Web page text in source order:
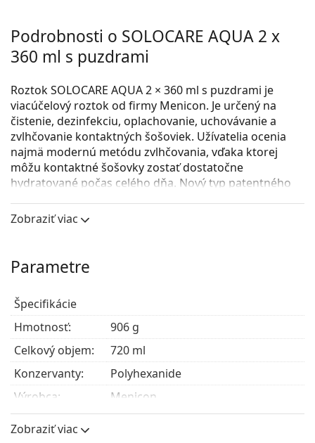
Podrobnosti o SOLOCARE AQUA 2 x
360 ml s puzdrami
Roztok SOLOCARE AQUA 2 × 360 ml s puzdrami je
viacúčelový roztok od firmy Menicon. Je určený na
čistenie, dezinfekciu, oplachovanie, uchovávanie a
zvlhčovanie kontaktných šošoviek. Užívatelia ocenia
najmä modernú metódu zvlhčovania, vďaka ktorej
môžu kontaktné šošovky zostať dostatočne
hydratované počas celého dňa. Nový typ patentného
nejedná sa o chybu. NEDOŤAHUJTE! Pri dotiahnutí je
Zobraziť viac
Parametre
Špecifikácie
Hmotnosť:
906 g
Celkový objem:
720 ml
Konzervanty:
Polyhexanide
Výrobca:
Menicon
Používanie
Zobraziť viac